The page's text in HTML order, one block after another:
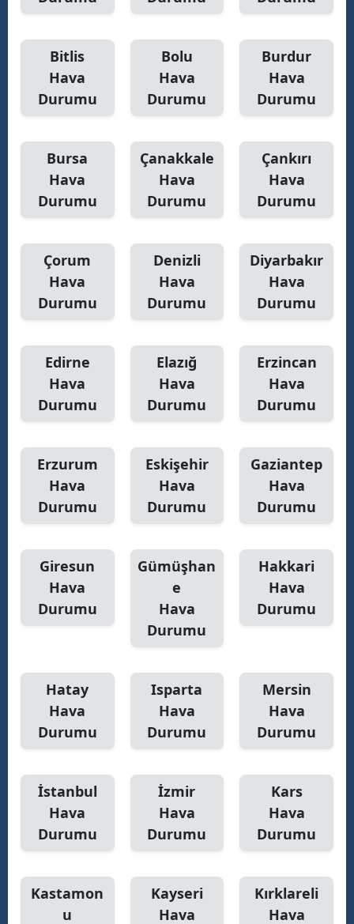
Bitlis
Hava
Durumu
Bolu
Hava
Durumu
Burdur
Hava
Durumu
Bursa
Hava
Durumu
Çanakkale
Hava
Durumu
Çankırı
Hava
Durumu
Çorum
Hava
Durumu
Denizli
Hava
Durumu
Diyarbakır
Hava
Durumu
Edirne
Hava
Durumu
Elazığ
Hava
Durumu
Erzincan
Hava
Durumu
Erzurum
Hava
Durumu
Eskişehir
Hava
Durumu
Gaziantep
Hava
Durumu
Giresun
Hava
Durumu
Gümüşhan
e
Hava
Durumu
Hakkari
Hava
Durumu
Hatay
Hava
Durumu
Isparta
Hava
Durumu
Mersin
Hava
Durumu
İstanbul
Hava
Durumu
İzmir
Hava
Durumu
Kars
Hava
Durumu
Kastamon
u
Kayseri
Hava
Kırklareli
Hava